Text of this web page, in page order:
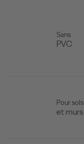
Sans
PVC
Pour sols
et murs